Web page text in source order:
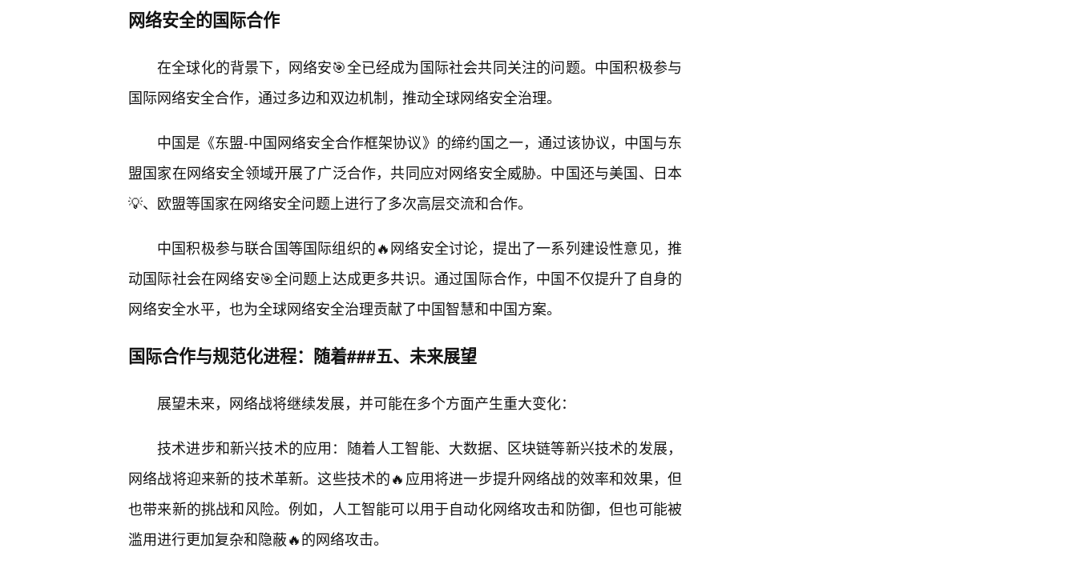
网络安全的国际合作
在全球化的背景下，网络安🎯全已经成为国际社会共同关注的问题。中国积极参与
国际网络安全合作，通过多边和双边机制，推动全球网络安全治理。
中国是《东盟-中国网络安全合作框架协议》的缔约国之一，通过该协议，中国与东
盟国家在网络安全领域开展了广泛合作，共同应对网络安全威胁。中国还与美国、日本
💡、欧盟等国家在网络安全问题上进行了多次高层交流和合作。
中国积极参与联合国等国际组织的🔥网络安全讨论，提出了一系列建设性意见，推
动国际社会在网络安🎯全问题上达成更多共识。通过国际合作，中国不仅提升了自身的
网络安全水平，也为全球网络安全治理贡献了中国智慧和中国方案。
国际合作与规范化进程：随着###五、未来展望
展望未来，网络战将继续发展，并可能在多个方面产生重大变化：
技术进步和新兴技术的应用：随着人工智能、大数据、区块链等新兴技术的发展，
网络战将迎来新的技术革新。这些技术的🔥应用将进一步提升网络战的效率和效果，但
也带来新的挑战和风险。例如，人工智能可以用于自动化网络攻击和防御，但也可能被
滥用进行更加复杂和隐蔽🔥的网络攻击。